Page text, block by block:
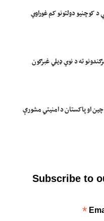
کوچنیو دولتونو کم غوراوي
ته د نوي ډیلي غبرګون
چین او پاکستان د امنیتي مشورې
Subscribe to
*